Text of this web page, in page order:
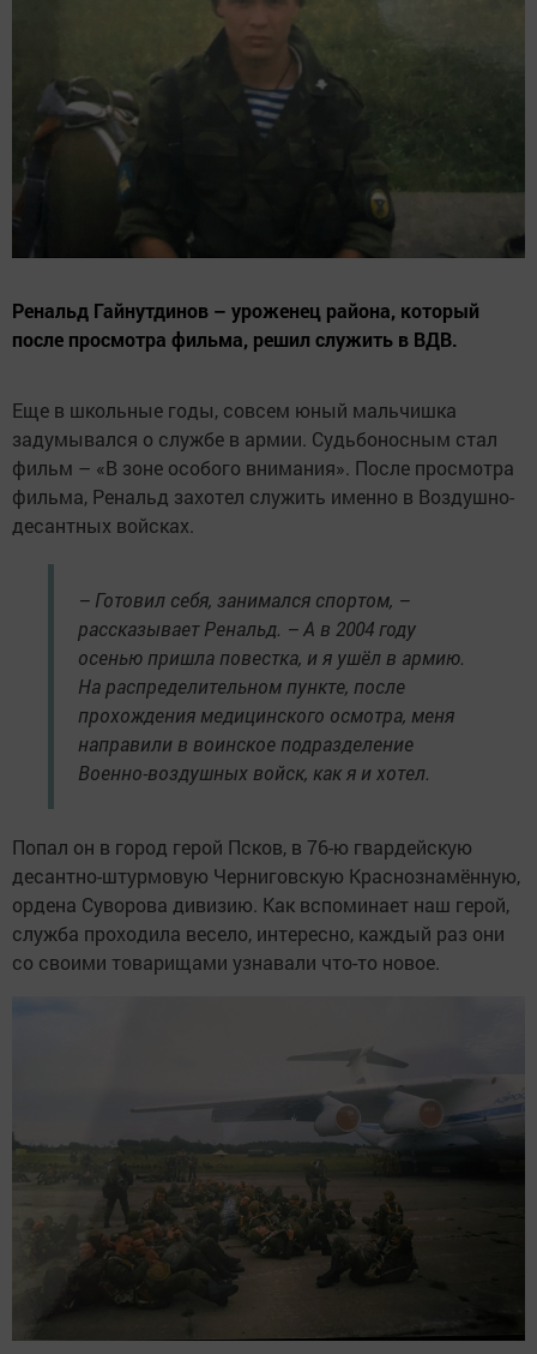
Ренальд Гайнутдинов – уроженец района, который
после просмотра фильма, решил служить в ВДВ.
Еще в школьные годы, совсем юный мальчишка
задумывался о службе в армии. Судьбоносным стал
фильм – «В зоне особого внимания». После просмотра
фильма, Ренальд захотел служить именно в Воздушно-
десантных войсках.
– Готовил себя, занимался спортом, –
рассказывает Ренальд. – А в 2004 году
осенью пришла повестка, и я ушёл в армию.
На распределительном пункте, после
прохождения медицинского осмотра, меня
направили в воинское подразделение
Военно-воздушных войск, как я и хотел.
Попал он в город герой Псков, в 76-ю гвардейскую
десантно-штурмовую Черниговскую Краснознамённую,
ордена Суворова дивизию. Как вспоминает наш герой,
служба проходила весело, интересно, каждый раз они
со своими товарищами узнавали что-то новое.